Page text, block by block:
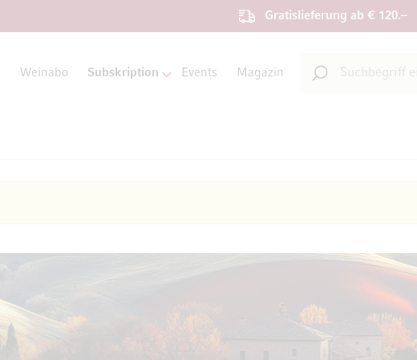
Gratislieferung ab € 120.–
Weinabo Subskription Events Magazin
Suche